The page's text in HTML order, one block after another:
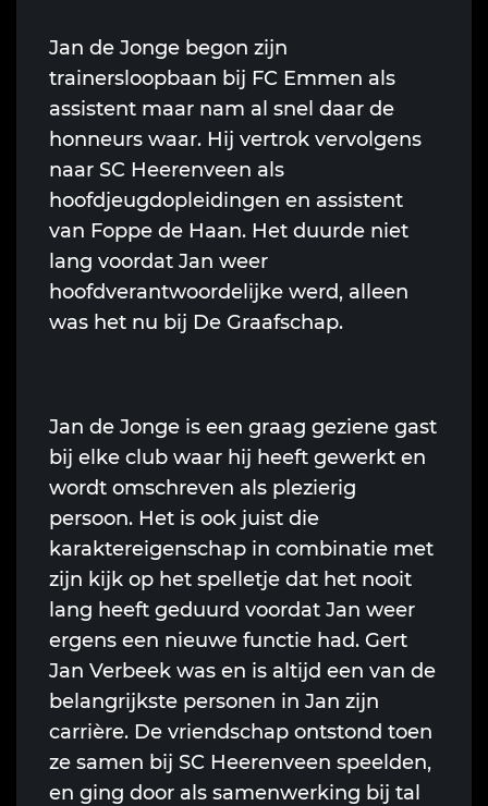
Jan de Jonge begon zijn
trainersloopbaan bij FC Emmen als
assistent maar nam al snel daar de
honneurs waar. Hij vertrok vervolgens
naar SC Heerenveen als
hoofdjeugdopleidingen en assistent
van Foppe de Haan. Het duurde niet
lang voordat Jan weer
hoofdverantwoordelijke werd, alleen
was het nu bij De Graafschap.
Jan de Jonge is een graag geziene gast
bij elke club waar hij heeft gewerkt en
wordt omschreven als plezierig
persoon. Het is ook juist die
karaktereigenschap in combinatie met
zijn kijk op het spelletje dat het nooit
lang heeft geduurd voordat Jan weer
ergens een nieuwe functie had. Gert
Jan Verbeek was en is altijd een van de
belangrijkste personen in Jan zijn
carrière. De vriendschap ontstond toen
ze samen bij SC Heerenveen speelden,
en ging door als samenwerking bij tal